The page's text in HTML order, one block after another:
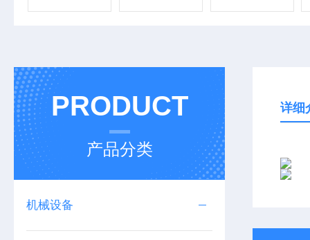
PRODUCT
产品分类
机械设备
详细